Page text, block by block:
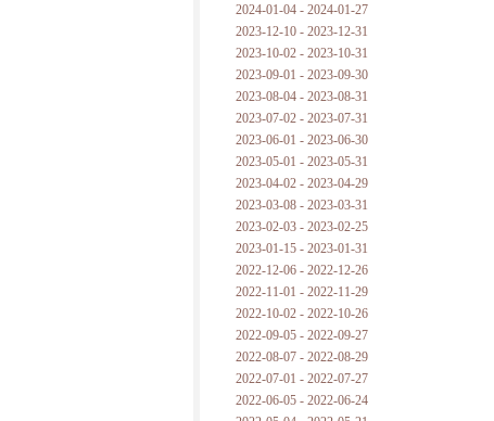
2024-01-04 - 2024-01-27
2023-12-10 - 2023-12-31
2023-10-02 - 2023-10-31
2023-09-01 - 2023-09-30
2023-08-04 - 2023-08-31
2023-07-02 - 2023-07-31
2023-06-01 - 2023-06-30
2023-05-01 - 2023-05-31
2023-04-02 - 2023-04-29
2023-03-08 - 2023-03-31
2023-02-03 - 2023-02-25
2023-01-15 - 2023-01-31
2022-12-06 - 2022-12-26
2022-11-01 - 2022-11-29
2022-10-02 - 2022-10-26
2022-09-05 - 2022-09-27
2022-08-07 - 2022-08-29
2022-07-01 - 2022-07-27
2022-06-05 - 2022-06-24